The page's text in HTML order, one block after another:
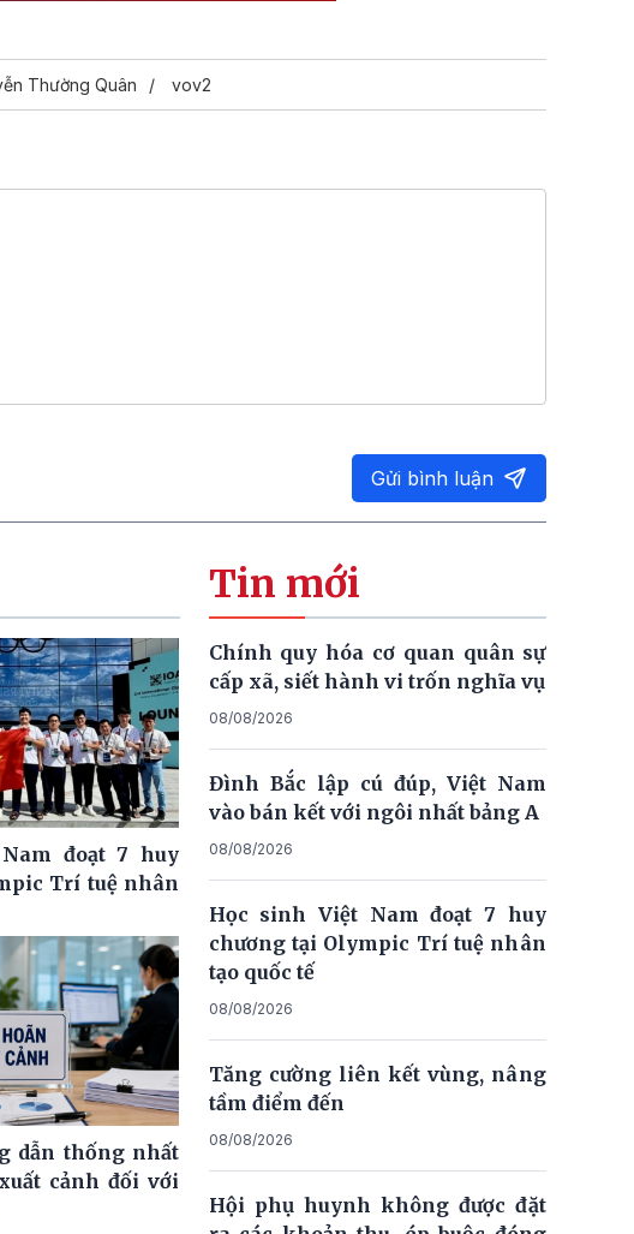
Thường Quân vov2
Gửi bình luận
đoạt 7 huy
Trí tuệ nhân
dẫn thống nhất
cảnh đối với
Tin mới
Chính quy hóa cơ quan quân sự
cấp xã, siết hành vi trốn nghĩa vụ
08/08/2026
Đình Bắc lập cú đúp, Việt Nam
vào bán kết với ngôi nhất bảng A
08/08/2026
Học sinh Việt Nam đoạt 7 huy
chương tại Olympic Trí tuệ nhân
tạo quốc tế
08/08/2026
Tăng cường liên kết vùng, nâng
tầm điểm đến
08/08/2026
Hội phụ huynh không được đặt